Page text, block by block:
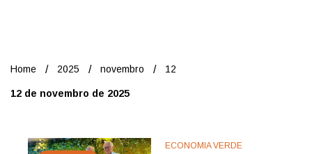
Home 2025 novembro 12
12 de novembro de 2025
ECONOMIA VERDE